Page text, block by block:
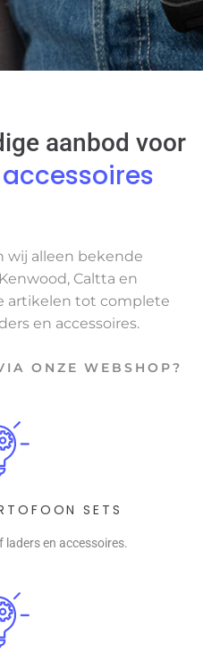
aanbod voor
wij alleen bekende
Caltta en
artikelen tot complete
en accessoires.
ONZE WEBSHOP?
SETS
laders en accessoires.